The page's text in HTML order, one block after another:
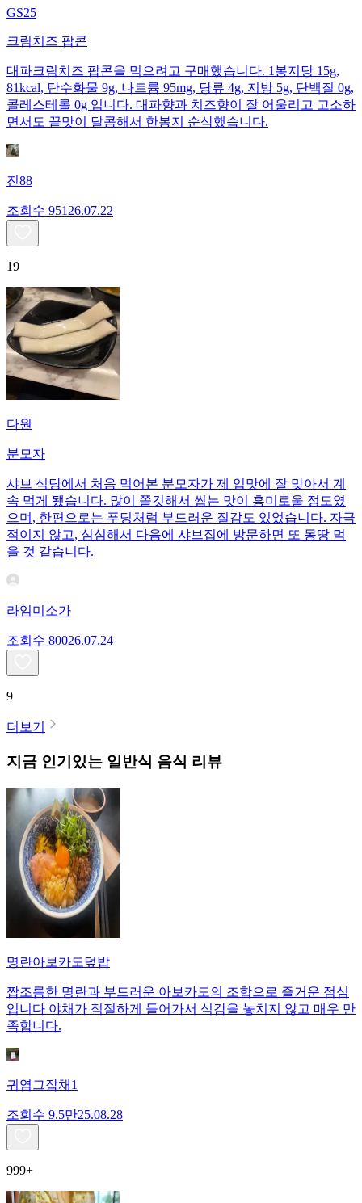
GS25
크림치즈 팝콘
대파크림치즈 팝콘을 먹으려고 구매했습니다. 1봉지당 15g,
81kcal, 탄수화물 9g, 나트륨 95mg, 당류 4g, 지방 5g, 단백질 0g,
콜레스테롤 0g 입니다. 대파향과 치즈향이 잘 어울리고 고소하
면서도 끝맛이 달콤해서 한봉지 순삭했습니다.
진88
조회수 951 26.07.22
19
다원
분모자
샤브 식당에서 처음 먹어본 분모자가 제 입맛에 잘 맞아서 계
속 먹게 됐습니다. 많이 쫄깃해서 씹는 맛이 흥미로울 정도였
으며, 한편으로는 푸딩처럼 부드러운 질감도 있었습니다. 자극
적이지 않고, 심심해서 다음에 샤브집에 방문하면 또 몽땅 먹
을 것 같습니다.
라임미소가
조회수 80026.07.24
9
더보기
지금 인기있는 일반식 음식 리뷰
명란아보카도덮밥
짭조름한 명란과 부드러운 아보카도의 조합으로 즐거운 점심
입니다 야채가 적절하게 들어가서 식감을 놓치지 않고 매우 만
족합니다.
귀염그잡채1
조회수 9.5만25.08.28
999+